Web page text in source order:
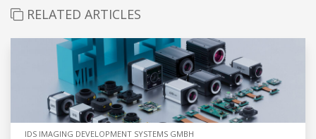
RELATED ARTICLES
IDS IMAGING DEVELOPMENT SYSTEMS GMBH